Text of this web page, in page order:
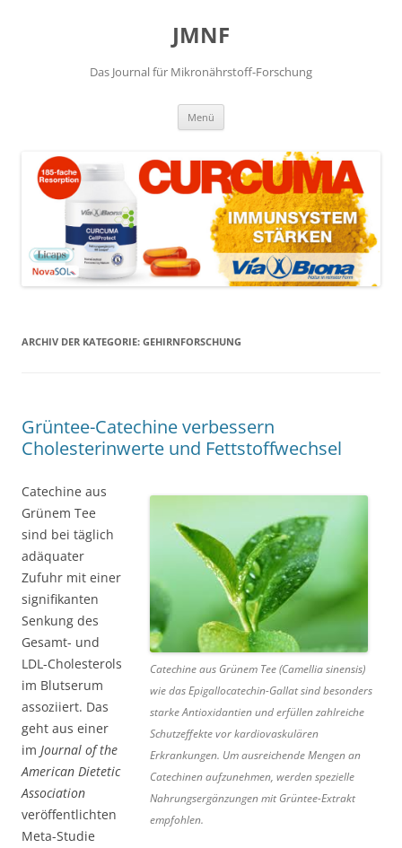
JMNF
Das Journal für Mikronährstoff-Forschung
Menü
ARCHIV DER KATEGORIE: GEHIRNFORSCHUNG
Grüntee-Catechine verbessern
Cholesterinwerte und Fettstoffwechsel
Catechine aus Grünem Tee (Camellia sinensis)
wie das Epigallocatechin-Gallat sind besonders
starke Antioxidantien und erfüllen zahlreiche
Schutzeffekte vor kardiovaskulären
Erkrankungen. Um ausreichende Mengen an
Catechinen aufzunehmen, werden spezielle
Nahrungsergänzungen mit Grüntee-Extrakt
empfohlen.
Catechine aus
Grünem Tee
sind bei täglich
adäquater
Zufuhr mit einer
signifikanten
Senkung des
Gesamt- und
LDL-Cholesterols
im Blutserum
assoziiert. Das
geht aus einer
im Journal of the
American Dietetic
Association
veröffentlichten
Meta-Studie